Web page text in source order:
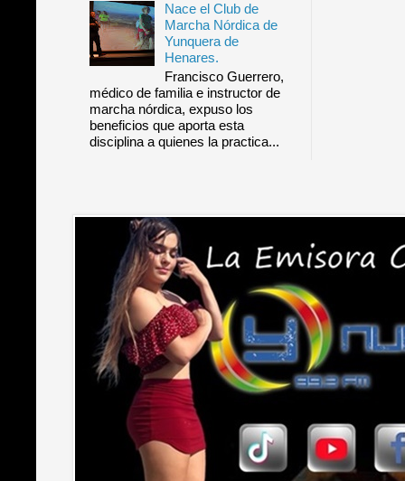
Nace el Club de
Marcha Nórdica de
Yunquera de
Henares.
Francisco Guerrero,
médico de familia e instructor de
marcha nórdica, expuso los
beneficios que aporta esta
disciplina a quienes la practica...